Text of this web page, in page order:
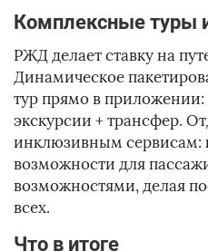
Комплексные туры
РЖД делает ставку на
Динамическое
тур прямо в приложении:
экскурсии + трансфер.
инклюзивным сервисам:
возможности для
возможностями, делая
всех.
Что в итоге